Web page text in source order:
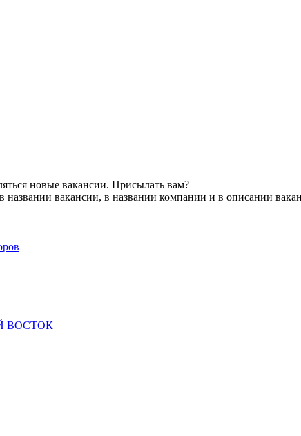
новые вакансии. Присылать вам?
названии вакансии, в названии компании и в описании
ВОСТОК